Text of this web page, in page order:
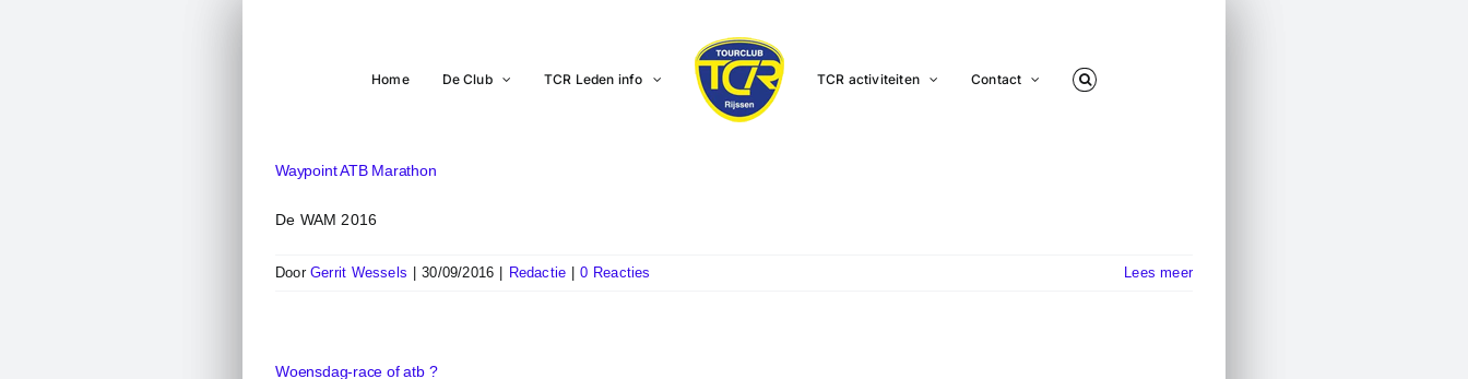
Home De Club TCR Leden info TCR activiteiten Contact
Waypoint ATB Marathon
De WAM 2016
DoorGerrit Wessels 30/09/2016 Redactie 0 Reacties Lees meer
Woensdag-race of atb ?